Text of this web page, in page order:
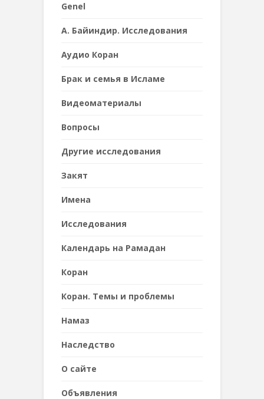
Genel
А. Байиндир. Исследования
Аудио Коран
Брак и семья в Исламе
Видеоматериалы
Вопросы
Другие исследования
Закят
Имена
Исследования
Календарь на Рамадан
Коран
Коран. Темы и проблемы
Намаз
Наследствo
О сайте
Объявления